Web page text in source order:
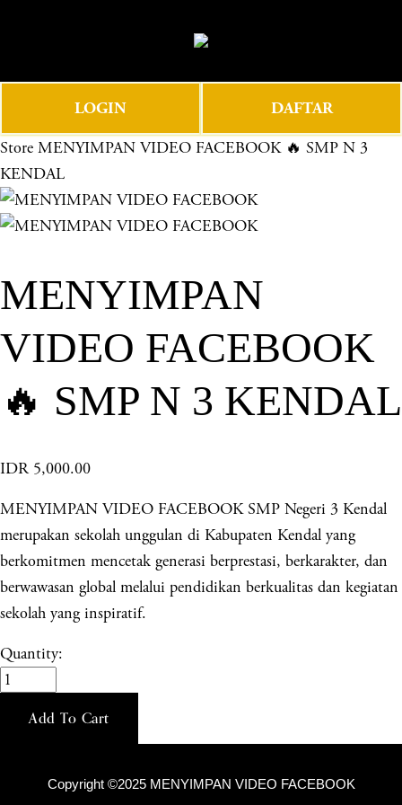
e
e
n
u
LOGIN DAFTAR
Store MENYIMPAN VIDEO FACEBOOK 🔥 SMP N 3
KENDAL
MENYIMPAN
VIDEO FACEBOOK
🔥 SMP N 3 KENDAL
IDR 5,000.00
MENYIMPAN VIDEO FACEBOOK SMP Negeri 3 Kendal
merupakan sekolah unggulan di Kabupaten Kendal yang
berkomitmen mencetak generasi berprestasi, berkarakter, dan
berwawasan global melalui pendidikan berkualitas dan kegiatan
sekolah yang inspiratif.
Quantity:
Add To Cart
Copyright ©2025 MENYIMPAN VIDEO FACEBOOK